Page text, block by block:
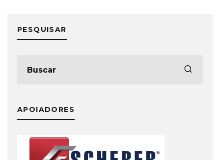
PESQUISAR
APOIADORES